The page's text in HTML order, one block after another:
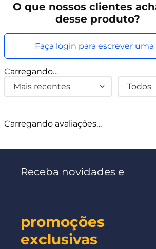
O que nossos clientes
desse produto?
Carregando…
Faça login para escrever uma
Mais recentes Todos
Carregando avaliações…
Receba novidades e
promoções
exclusivas